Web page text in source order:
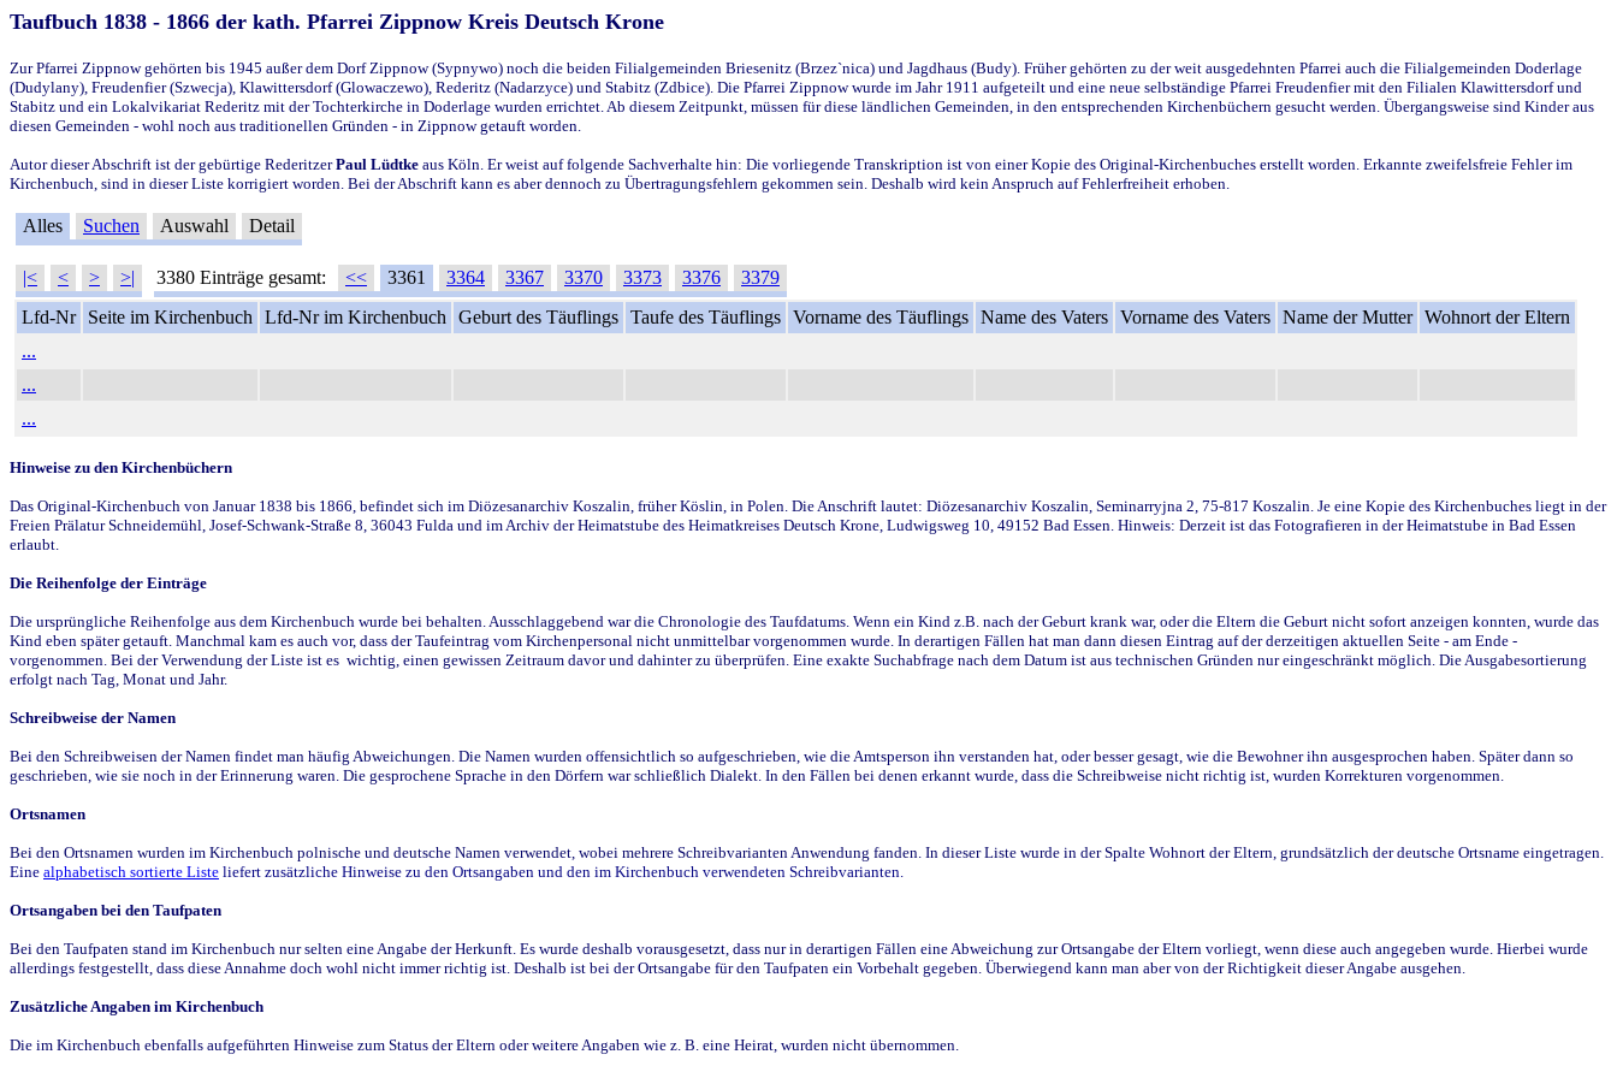
Taufbuch 1838 - 1866 der kath. Pfarrei Zippnow Kreis Deutsch Krone
Zur Pfarrei Zippnow gehörten bis 1945 außer dem Dorf Zippnow (Sypnywo) noch die beiden Filialgemeinden Briesenitz (Brzez`nica) und Jagdhaus (Budy). Früher gehörten zu der weit ausgedehnten Pfarrei auch die Filialgemeinden Doderlage
(Dudylany), Freudenfier (Szwecja), Klawittersdorf (Glowaczewo), Rederitz (Nadarzyce) und Stabitz (Zdbice). Die Pfarrei Zippnow wurde im Jahr 1911 aufgeteilt und eine neue selbständige Pfarrei Freudenfier mit den Filialen Klawittersdorf und
Stabitz und ein Lokalvikariat Rederitz mit der Tochterkirche in Doderlage wurden errichtet. Ab diesem Zeitpunkt, müssen für diese ländlichen Gemeinden, in den entsprechenden Kirchenbüchern gesucht werden. Übergangsweise sind Kinder aus
diesen Gemeinden - wohl noch aus traditionellen Gründen - in Zippnow getauft worden.
Autor dieser Abschrift ist der gebürtige RederitzerPaul Lüdtke aus Köln. Er weist auf folgende Sachverhalte hin: Die vorliegende Transkription ist von einer Kopie des Original-Kirchenbuches erstellt worden. Erkannte zweifelsfreie Fehler im
Kirchenbuch, sind in dieser Liste korrigiert worden. Bei der Abschrift kann es aber dennoch zu Übertragungsfehlern gekommen sein. Deshalb wird kein Anspruch auf Fehlerfreiheit erhoben.
Alles Suchen Auswahl Detail
|< < > >| 3380 Einträge gesamt: << 3361 3364 3367 3370 3373 3376
3379
Lfd-Nr
Seite im Kirchenbuch Lfd-Nr im Kirchenbuch Geburt des Täuflings Taufe des Täuflings Vorname des Täuflings Name des Vaters Vorname des Vaters Name der Mutter Wohnort der Eltern
...
...
...
Hinweise zu den Kirchenbüchern
Das Original-Kirchenbuch von Januar 1838 bis 1866, befindet sich im Diözesanarchiv Koszalin, früher Köslin, in Polen. Die Anschrift lautet: Diözesanarchiv Koszalin, Seminarryjna 2, 75-817 Koszalin. Je eine Kopie des Kirchenbuches liegt in der
Freien Prälatur Schneidemühl, Josef-Schwank-Straße 8, 36043 Fulda und im Archiv der Heimatstube des Heimatkreises Deutsch Krone, Ludwigsweg 10, 49152 Bad Essen. Hinweis: Derzeit ist das Fotografieren in der Heimatstube in Bad Essen
erlaubt.
Die Reihenfolge der Einträge
Die ursprüngliche Reihenfolge aus dem Kirchenbuch wurde bei behalten. Ausschlaggebend war die Chronologie des Taufdatums. Wenn ein Kind z.B. nach der Geburt krank war, oder die Eltern die Geburt nicht sofort anzeigen konnten, wurde das
Kind eben später getauft. Manchmal kam es auch vor, dass der Taufeintrag vom Kirchenpersonal nicht unmittelbar vorgenommen wurde. In derartigen Fällen hat man dann diesen Eintrag auf der derzeitigen aktuellen Seite - am Ende -
vorgenommen. Bei der Verwendung der Liste ist es wichtig, einen gewissen Zeitraum davor und dahinter zu überprüfen. Eine exakte Suchabfrage nach dem Datum ist aus technischen Gründen nur eingeschränkt möglich. Die Ausgabesortierung
erfolgt nach Tag, Monat und Jahr.
Schreibweise der Namen
Bei den Schreibweisen der Namen findet man häufig Abweichungen. Die Namen wurden offensichtlich so aufgeschrieben, wie die Amtsperson ihn verstanden hat, oder besser gesagt, wie die Bewohner ihn ausgesprochen haben. Später dann so
geschrieben, wie sie noch in der Erinnerung waren. Die gesprochene Sprache in den Dörfern war schließlich Dialekt. In den Fällen bei denen erkannt wurde, dass die Schreibweise nicht richtig ist, wurden Korrekturen vorgenommen.
Ortsnamen
Bei den Ortsnamen wurden im Kirchenbuch polnische und deutsche Namen verwendet, wobei mehrere Schreibvarianten Anwendung fanden. In dieser Liste wurde in der Spalte Wohnort der Eltern, grundsätzlich der deutsche Ortsname eingetragen.
Eine alphabetisch sortierte Liste liefert zusätzliche Hinweise zu den Ortsangaben und den im Kirchenbuch verwendeten Schreibvarianten.
Ortsangaben bei den Taufpaten
Bei den Taufpaten stand im Kirchenbuch nur selten eine Angabe der Herkunft. Es wurde deshalb vorausgesetzt, dass nur in derartigen Fällen eine Abweichung zur Ortsangabe der Eltern vorliegt, wenn diese auch angegeben wurde. Hierbei wurde
allerdings festgestellt, dass diese Annahme doch wohl nicht immer richtig ist. Deshalb ist bei der Ortsangabe für den Taufpaten ein Vorbehalt gegeben. Überwiegend kann man aber von der Richtigkeit dieser Angabe ausgehen.
Zusätzliche Angaben im Kirchenbuch
Die im Kirchenbuch ebenfalls aufgeführten Hinweise zum Status der Eltern oder weitere Angaben wie z. B. eine Heirat, wurden nicht übernommen.